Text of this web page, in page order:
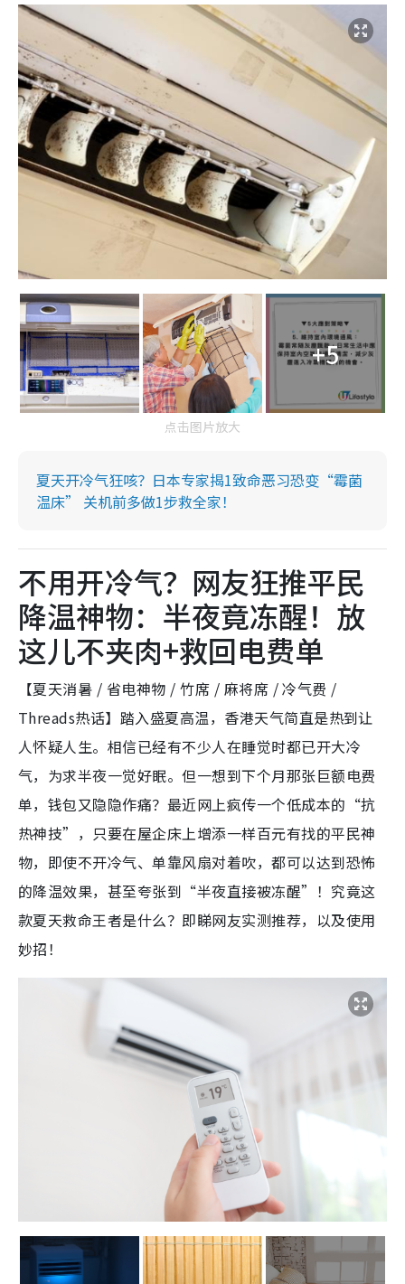
+5
点击图片放大
夏天开冷气狂咳？日本专家揭1致命恶习恐变“霉菌
温床” 关机前多做1步救全家！
不用开冷气？网友狂推平民
降温神物：半夜竟冻醒！放
这儿不夹肉+救回电费单
【夏天消暑 / 省电神物 / 竹席 / 麻将席 / 冷气费 /
Threads热话】踏入盛夏高温，香港天气简直是热到让
人怀疑人生。相信已经有不少人在睡觉时都已开大冷
气，为求半夜一觉好眠。但一想到下个月那张巨额电费
单，钱包又隐隐作痛？最近网上疯传一个低成本的“抗
热神技”，只要在屋企床上增添一样百元有找的平民神
物，即使不开冷气、单靠风扇对着吹，都可以达到恐怖
的降温效果，甚至夸张到“半夜直接被冻醒”！究竟这
款夏天救命王者是什么？即睇网友实测推荐，以及使用
妙招！